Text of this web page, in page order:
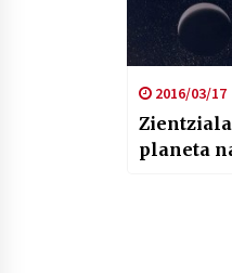
2016/03/17
planeta